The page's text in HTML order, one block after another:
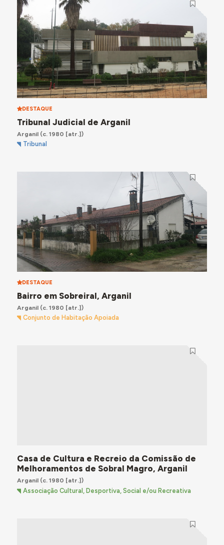
DESTAQUE
Tribunal Judicial de Arganil
Arganil(c. 1980 [atr.])
Tribunal
DESTAQUE
Bairro em Sobreiral, Arganil
Arganil(c. 1980 [atr.])
Conjunto de Habitação Apoiada
Casa de Cultura e Recreio da Comissão de
Melhoramentos de Sobral Magro, Arganil
Arganil(c. 1980 [atr.])
Associação Cultural, Desportiva, Social e/ou Recreativa